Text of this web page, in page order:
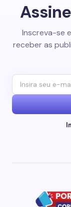
Inscreva-se
receber as